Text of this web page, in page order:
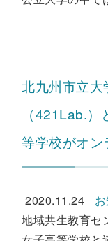
北九州市立大
（421Lab.
等学校がオン
2020.11.24
地域共生教育セ